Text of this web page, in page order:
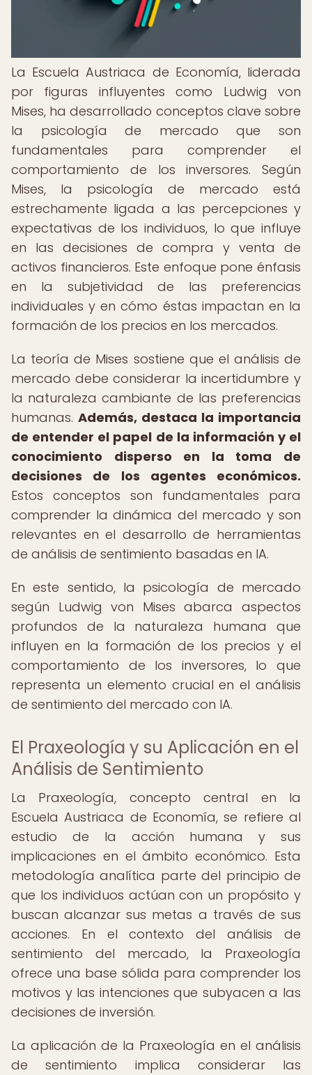
La Escuela Austriaca de Economía, liderada
por figuras influyentes como Ludwig von
Mises, ha desarrollado conceptos clave sobre
la psicología de mercado que son
fundamentales para comprender el
comportamiento de los inversores. Según
Mises, la psicología de mercado está
estrechamente ligada a las percepciones y
expectativas de los individuos, lo que influye
en las decisiones de compra y venta de
activos financieros. Este enfoque pone énfasis
en la subjetividad de las preferencias
individuales y en cómo éstas impactan en la
formación de los precios en los mercados.
La teoría de Mises sostiene que el análisis de
mercado debe considerar la incertidumbre y
la naturaleza cambiante de las preferencias
humanas. Además, destaca la importancia
de entender el papel de la información y el
conocimiento disperso en la toma de
decisiones de los agentes económicos.
Estos conceptos son fundamentales para
comprender la dinámica del mercado y son
relevantes en el desarrollo de herramientas
de análisis de sentimiento basadas en IA.
En este sentido, la psicología de mercado
según Ludwig von Mises abarca aspectos
profundos de la naturaleza humana que
influyen en la formación de los precios y el
comportamiento de los inversores, lo que
representa un elemento crucial en el análisis
de sentimiento del mercado con IA.
El Praxeología y su Aplicación en el
Análisis de Sentimiento
La Praxeología, concepto central en la
Escuela Austriaca de Economía, se refiere al
estudio de la acción humana y sus
implicaciones en el ámbito económico. Esta
metodología analítica parte del principio de
que los individuos actúan con un propósito y
buscan alcanzar sus metas a través de sus
acciones. En el contexto del análisis de
sentimiento del mercado, la Praxeología
ofrece una base sólida para comprender los
motivos y las intenciones que subyacen a las
decisiones de inversión.
La aplicación de la Praxeología en el análisis
de sentimiento implica considerar las